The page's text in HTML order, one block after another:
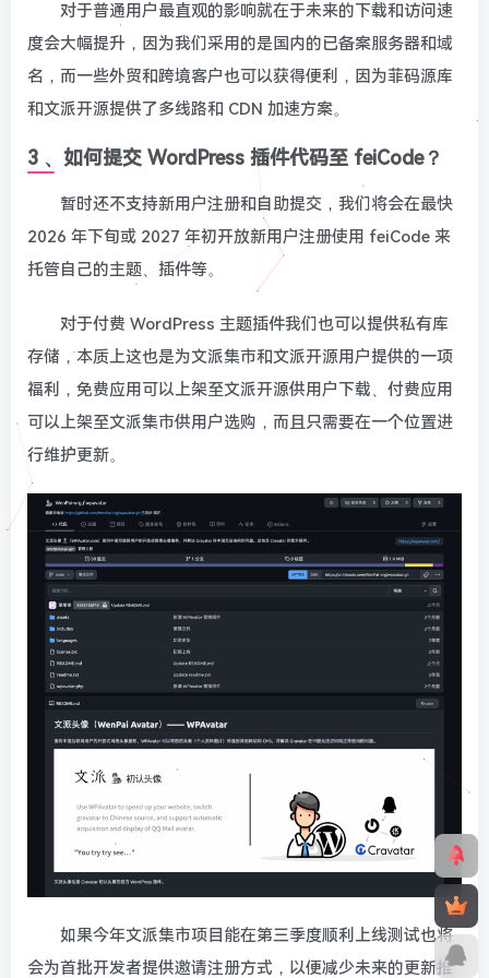
对于普通用户最直观的影响就在于未来的下载和访问速
度会大幅提升，因为我们采用的是国内的已备案服务器和域
名，而一些外贸和跨境客户也可以获得便利，因为菲码源库
和文派开源提供了多线路和 CDN 加速方案。
3 、如何提交 WordPress 插件代码至 feiCode？
暂时还不支持新用户注册和自助提交，我们将会在最快
2026 年下旬或 2027 年初开放新用户注册使用 feiCode 来
托管自己的主题、插件等。
对于付费 WordPress 主题插件我们也可以提供私有库
存储，本质上这也是为文派集市和文派开源用户提供的一项
福利，免费应用可以上架至文派开源供用户下载、付费应用
可以上架至文派集市供用户选购，而且只需要在一个位置进
行维护更新。
如果今年文派集市项目能在第三季度顺利上线测试也将
会为首批开发者提供邀请注册方式，以便减少未来的更新推